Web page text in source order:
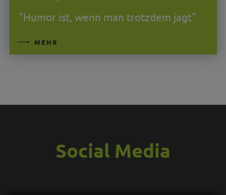
"Humor ist, wenn man trotzdem jagt"
MEHR
Social Media